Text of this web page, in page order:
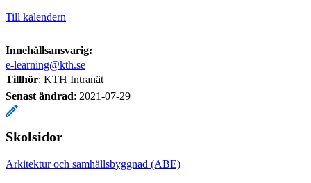
Till kalendern
Innehållsansvarig:
e-learning@kth.se
Tillhör: KTH Intranät
Senast ändrad: 2021-07-29
Skolsidor
Arkitektur och samhällsbyggnad (ABE)